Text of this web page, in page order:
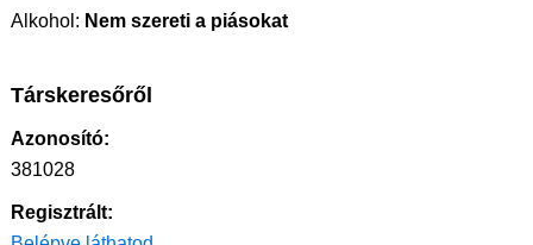
Alkohol: Nem szereti a piásokat
Társkeresőről
Azonosító:
381028
Regisztrált: